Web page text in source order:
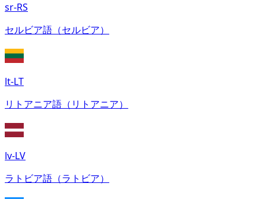
sr-RS
セルビア語（セルビア）
lt-LT
リトアニア語（リトアニア）
lv-LV
ラトビア語（ラトビア）